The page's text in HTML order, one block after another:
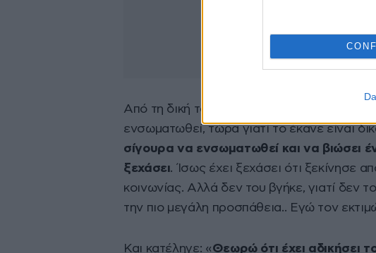
Από τη δική του πλευρά, ο Αντώνης Ρέμος
ενσωματωθεί, τώρα γιατί το έκανε είναι
σίγουρα να ενσωματωθεί και να βιώσει
ξεχάσει. Ίσως έχει ξεχάσει ότι ξεκίνησε
κοινωνίας. Αλλά δεν του βγήκε, γιατί δεν
την πιο μεγάλη προσπάθεια.. Εγώ τον
Και κατέληγε: «Θεωρώ ότι έχει αδικήσει